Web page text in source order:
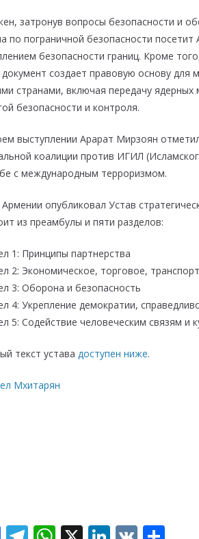
затронув вопросы безопасности и
по пограничной безопасности
безопасности границ. Кроме
создает правовую основу
странами, включая передачу
безопасности и контроля.
выступлении Арарат Мирзоян
коалиции против ИГИЛ
с международным терроризмом.
опубликовал Устав
из преамбулы и пяти разделов:
1: Принципы партнерства
2: Экономическое, торговое,
3: Оборона и безопасность
4: Укрепление демократии,
5: Содействие человеческим связям и
текст устава доступен ниже.
Мхитарян